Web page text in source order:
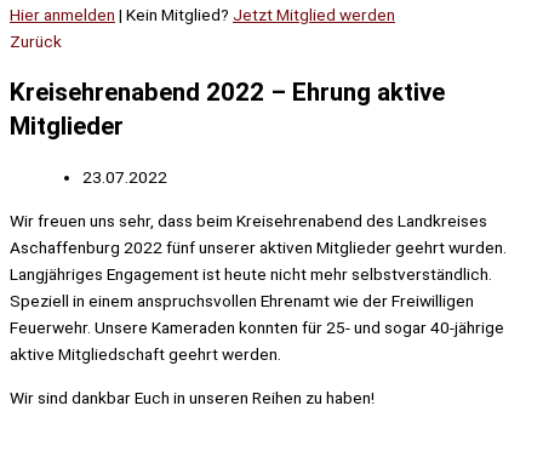
Hier anmelden | Kein Mitglied? Jetzt Mitglied werden
Zurück
Kreisehrenabend 2022 – Ehrung aktive
Mitglieder
23.07.2022
Wir freuen uns sehr, dass beim Kreisehrenabend des Landkreises
Aschaffenburg 2022 fünf unserer aktiven Mitglieder geehrt wurden.
Langjähriges Engagement ist heute nicht mehr selbstverständlich.
Speziell in einem anspruchsvollen Ehrenamt wie der Freiwilligen
Feuerwehr. Unsere Kameraden konnten für 25- und sogar 40-jährige
aktive Mitgliedschaft geehrt werden.
Wir sind dankbar Euch in unseren Reihen zu haben!